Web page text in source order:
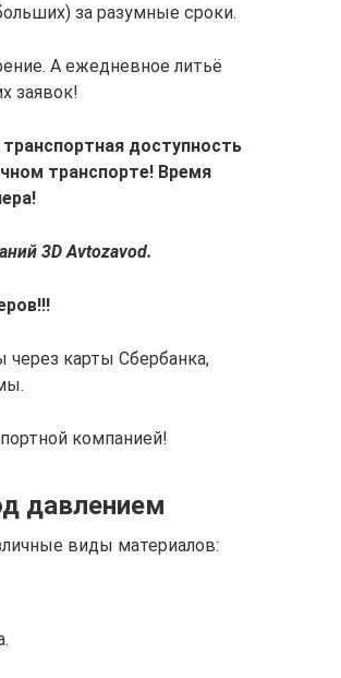
за разумные сроки.
А ежедневное литьё
заявок!
доступность
транспорте! Время
3D Avtozavod.
через карты Сбербанка,
компанией!
давлением
виды материалов: